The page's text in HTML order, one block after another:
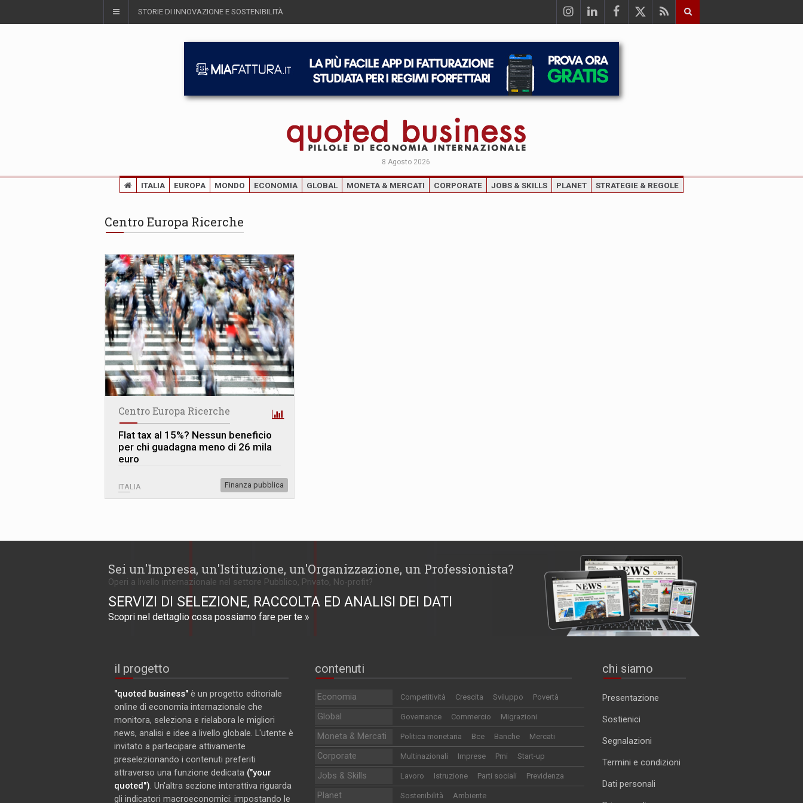
STORIE DI INNOVAZIONE E SOSTENIBILITÀ
8 Agosto 2026
ITALIA EUROPA MONDO ECONOMIA GLOBAL MONETA & MERCATI CORPORATE JOBS & SKILLS PLANET STRATEGIE & REGOLE
Centro Europa Ricerche
Centro Europa Ricerche
Flat tax al 15%? Nessun beneficio
per chi guadagna meno di 26 mila
euro
ITALIA Finanza pubblica
Sei un'Impresa, un'Istituzione, un'Organizzazione, un Professionista?
Operi a livello internazionale nel settore Pubblico, Privato, No-profit?
SERVIZI DI SELEZIONE, RACCOLTA ED ANALISI DEI DATI
Scopri nel dettaglio cosa possiamo fare per te »
il progetto
"quoted business" è un progetto editoriale
online di economia internazionale che
monitora, seleziona e rielabora le migliori
news, analisi e idee a livello globale. L'utente è
invitato a partecipare attivamente
preselezionando i contenuti preferiti
attraverso una funzione dedicata ("your
quoted"). Un'altra sezione interattiva riguarda
gli indicatori macroeconomici: impostando le
contenuti
Economia Competitività Crescita Sviluppo Povertà
Global Governance Commercio Migrazioni
Moneta & Mercati Politica monetaria Bce Banche Mercati
Corporate Multinazionali Imprese Pmi Start-up
Jobs & Skills Lavoro Istruzione Parti sociali Previdenza
Planet Sostenibilità Ambiente
chi siamo
Presentazione
Sostienici
Segnalazioni
Termini e condizioni
Dati personali